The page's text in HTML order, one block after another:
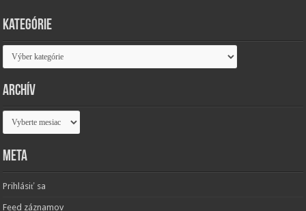
Kategórie
Kategórie
Archív
Archív
Meta
Prihlásiť sa
Feed záznamov